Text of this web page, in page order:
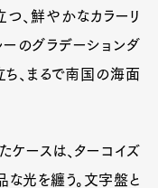
、鮮やかなカラーリ
のグラデーションダ
、まるで南国の海面
ースは、ターコイズ
光を纏う。文字盤と